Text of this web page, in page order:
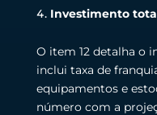
Investimento
O item 12 detalha o
inclui taxa de
equipamentos e
número com a